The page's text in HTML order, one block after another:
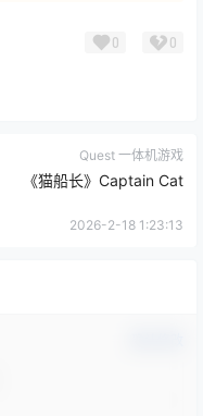
0 0
Quest 一体机游戏
《猫船长》Captain Cat
2026-2-18 1:23:13